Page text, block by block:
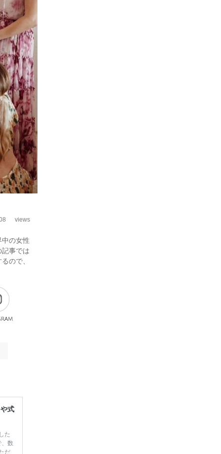
views
の女性
事では
ので、
式
た
数
だ